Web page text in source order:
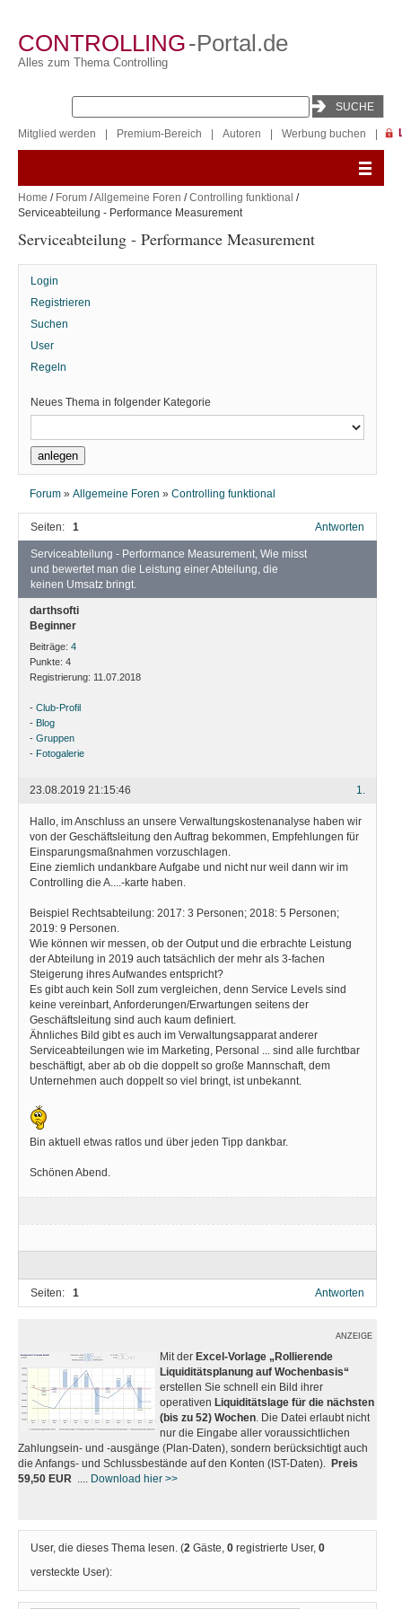
CONTROLLING-Portal.de
Alles zum Thema Controlling
Mitglied werden Premium-Bereich Autoren Werbung buchen
Home / Forum /Allgemeine Foren /Controlling funktional /
Serviceabteilung - Performance Measurement
Serviceabteilung - Performance Measurement
Login
Registrieren
Suchen
User
Regeln
Neues Thema in folgender Kategorie
Forum »Allgemeine Foren »Controlling funktional
Seiten: 1 Antworten
Serviceabteilung - Performance Measurement, Wie misst
und bewertet man die Leistung einer Abteilung, die
keinen Umsatz bringt.
darthsofti
Beginner
Beiträge: 4
Punkte: 4
Registrierung: 11.07.2018
- Club-Profil
- Blog
- Gruppen
- Fotogalerie
1.
23.08.2019 21:15:46
Hallo, im Anschluss an unsere Verwaltungskostenanalyse haben wir
von der Geschäftsleitung den Auftrag bekommen, Empfehlungen für
Einsparungsmaßnahmen vorzuschlagen.
Eine ziemlich undankbare Aufgabe und nicht nur weil dann wir im
Controlling die A....-karte haben.
Beispiel Rechtsabteilung: 2017: 3 Personen; 2018: 5 Personen;
2019: 9 Personen.
Wie können wir messen, ob der Output und die erbrachte Leistung
der Abteilung in 2019 auch tatsächlich der mehr als 3-fachen
Steigerung ihres Aufwandes entspricht?
Es gibt auch kein Soll zum vergleichen, denn Service Levels sind
keine vereinbart, Anforderungen/Erwartungen seitens der
Geschäftsleitung sind auch kaum definiert.
Ähnliches Bild gibt es auch im Verwaltungsapparat anderer
Serviceabteilungen wie im Marketing, Personal ... sind alle furchtbar
beschäftigt, aber ab ob die doppelt so große Mannschaft, dem
Unternehmen auch doppelt so viel bringt, ist unbekannt.
Bin aktuell etwas ratlos und über jeden Tipp dankbar.
Schönen Abend.
Seiten: 1 Antworten
ANZEIGE
Mit der Excel-Vorlage „Rollierende
Liquiditätsplanung auf Wochenbasis“
erstellen Sie schnell ein Bild ihrer
operativen Liquiditätslage für die nächsten
(bis zu 52) Wochen . Die Datei erlaubt nicht
nur die Eingabe aller voraussichtlichen
Zahlungsein- und -ausgänge (Plan-Daten), sondern berücksichtigt auch
die Anfangs- und Schlussbestände auf den Konten (IST-Daten).
Preis
59,50 EUR
Download hier >>
User, die dieses Thema lesen. (2 Gäste,0 registrierte User,0
versteckte User):